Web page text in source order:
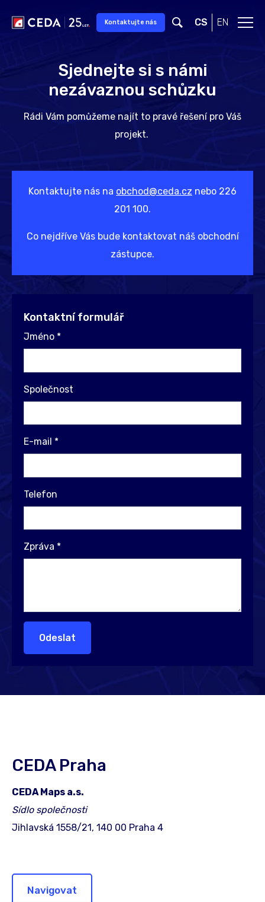
Kontaktujte nás CS EN
Sjednejte si s námi
nezávaznou schůzku
Rádi Vám pomůžeme najít to pravé řešení pro Váš
projekt.
Kontaktujte nás na obchod@ceda.cz nebo 226
201 100.
Co nejdříve Vás bude kontaktovat náš obchodní
zástupce.
Kontaktní formulář
Jméno *
Společnost
E-mail *
Telefon
Zpráva *
Odeslat
CEDA Praha
CEDA Maps a.s.
Sídlo společnosti
Jihlavská 1558/21, 140 00 Praha 4
Navigovat